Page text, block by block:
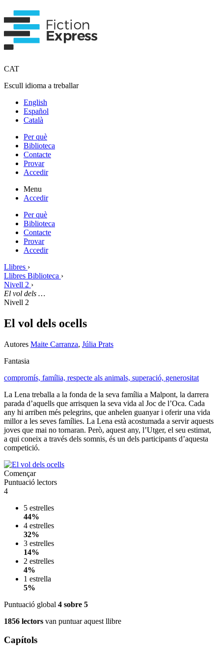
CAT
Escull idioma a treballar
English
Español
Català
Per què
Biblioteca
Contacte
Provar
Accedir
Menu
Accedir
Per què
Biblioteca
Contacte
Provar
Accedir
Llibres ›
Llibres Biblioteca ›
Nivell 2 ›
El vol dels …
Nivell 2
El vol dels ocells
Autores Maite Carranza, Júlia Prats
Fantasia
compromís, família, respecte als animals, superació, generositat
La Lena treballa a la fonda de la seva família a Malpont, la darrera
parada d’aquells que arrisquen la seva vida al Joc de l’Oca. Cada
any hi arriben més pelegrins, que anhelen guanyar i oferir una vida
millor a les seves famílies. La Lena està acostumada a servir aquests
joves que mai no tornaran. Però, aquest any, l’Utger, el seu estimat,
a qui coneix a través dels somnis, és un dels participants d’aquesta
competició.
Començar
Puntuació lectors
4
5 estrelles
44%
4 estrelles
32%
3 estrelles
14%
2 estrelles
4%
1 estrella
5%
Puntuació global 4 sobre 5
1856 lectors van puntuar aquest llibre
Capítols